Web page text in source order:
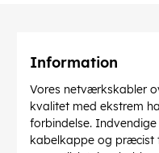
Information
Vores netværkskabler
kvalitet med ekstrem
forbindelse.
kabelkappe og præcist